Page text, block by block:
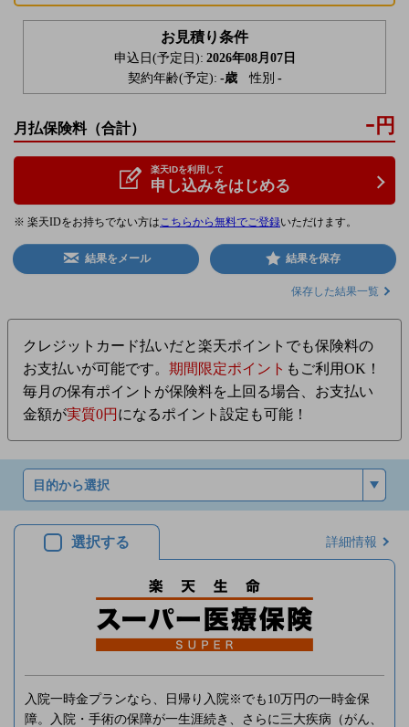
お見積り条件
申込日(予定日): 2026年08月07日
契約年齢(予定): -歳 性別 -
月払保険料（合計） - 円
楽天IDを利用して
申し込みをはじめる
※ 楽天IDをお持ちでない方はこちらから無料でご登録いただけます。
結果をメール 結果を保存
保存した結果一覧
クレジットカード払いだと楽天ポイントでも保険料の
お支払いが可能です。 期間限定ポイント もご利用OK！
毎月の保有ポイントが保険料を上回る場合、お支払い
金額が実質0円 になるポイント設定も可能！
選択する 詳細情報
入院一時金プランなら、日帰り入院※でも10万円の一時金保
障。入院・手術の保障が一生涯続き、さらに三大疾病（がん、